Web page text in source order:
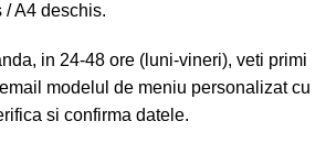
/ A4 deschis.
in 24-48 ore (luni-vineri), veti primi
modelul de meniu personalizat cu
si confirma datele.